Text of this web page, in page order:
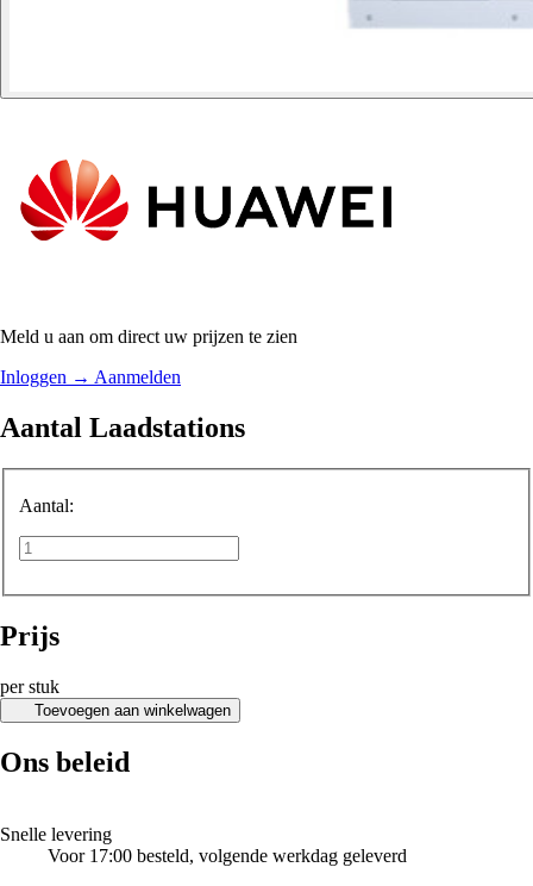
Meld u aan om direct uw prijzen te zien
Inloggen → Aanmelden
Aantal Laadstations
Aantal:
Prijs
per stuk
Toevoegen aan winkelwagen
Ons beleid
Snelle levering
Voor 17:00 besteld, volgende werkdag geleverd